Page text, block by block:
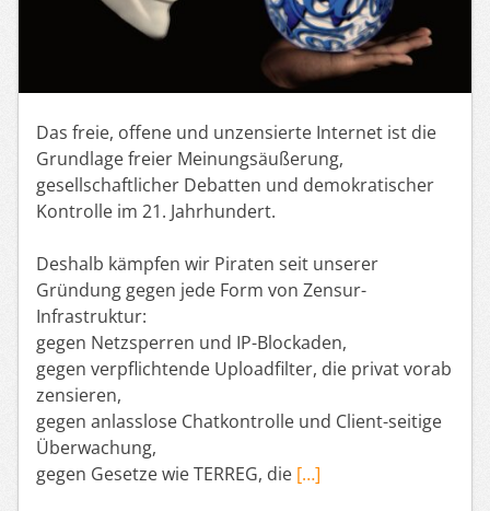
Das freie, offene und unzensierte Internet ist die
Grundlage freier Meinungsäußerung,
gesellschaftlicher Debatten und demokratischer
Kontrolle im 21. Jahrhundert.
Deshalb kämpfen wir Piraten seit unserer
Gründung gegen jede Form von Zensur-
Infrastruktur:
gegen Netzsperren und IP-Blockaden,
gegen verpflichtende Uploadfilter, die privat vorab
zensieren,
gegen anlasslose Chatkontrolle und Client-seitige
Überwachung,
gegen Gesetze wie TERREG, die […]